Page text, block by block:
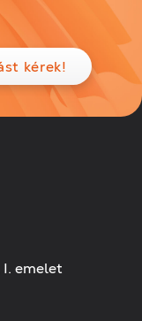
kérek!
I. emelet